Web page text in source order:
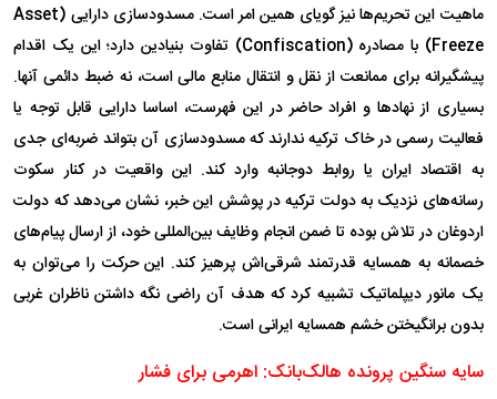
ماهیت این تحریم‌ها نیز گویای همین امر است. مسدودسازی دارایی (Asset
Freeze) با مصادره (Confiscation) تفاوت بنیادین دارد؛ این یک اقدام
پیشگیرانه برای ممانعت از نقل و انتقال منابع مالی است، نه ضبط دائمی آنها.
بسیاری از نهاد‌ها و افراد حاضر در این فهرست، اساسا دارایی قابل توجه یا
فعالیت رسمی در خاک ترکیه ندارند که مسدودسازی آن بتواند ضربه‌ای جدی
به اقتصاد ایران یا روابط دوجانبه وارد کند. این واقعیت در کنار سکوت
رسانه‌های نزدیک به دولت ترکیه در پوشش این خبر، نشان می‌دهد که دولت
اردوغان در تلاش بوده تا ضمن انجام وظایف بین‌المللی خود، از ارسال پیام‌های
خصمانه به همسایه قدرتمند شرقی‌اش پرهیز کند. این حرکت را می‌توان به
یک مانور دیپلماتیک تشبیه کرد که هدف آن راضی نگه داشتن ناظران غربی
بدون برانگیختن خشم همسایه ایرانی است.
سایه سنگین پرونده هالک‌بانک: اهرمی برای فشار